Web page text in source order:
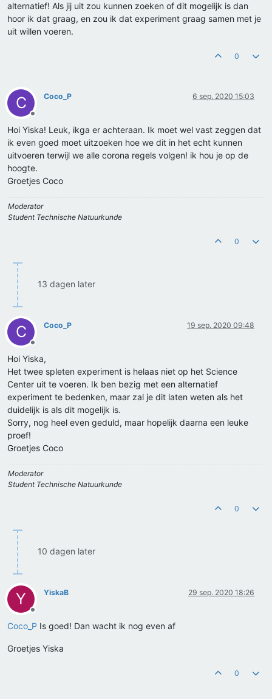
alternatief! Als jij uit zou kunnen zoeken of dit mogelijk is dan
hoor ik dat graag, en zou ik dat experiment graag samen met je
uit willen voeren.
0
C
Offline
Coco_P 6 sep. 2020 15:03
Hoi Yiska! Leuk, ikga er achteraan. Ik moet wel vast zeggen dat
ik even goed moet uitzoeken hoe we dit in het echt kunnen
uitvoeren terwijl we alle corona regels volgen! ik hou je op de
hoogte.
Groetjes Coco
Moderator
Student Technische Natuurkunde
0
13 dagen later
C
Offline
Coco_P 19 sep. 2020 09:48
Hoi Yiska,
Het twee spleten experiment is helaas niet op het Science
Center uit te voeren. Ik ben bezig met een alternatief
experiment te bedenken, maar zal je dit laten weten als het
duidelijk is als dit mogelijk is.
Sorry, nog heel even geduld, maar hopelijk daarna een leuke
proef!
Groetjes Coco
Moderator
Student Technische Natuurkunde
0
10 dagen later
Y
Offline
YiskaB 29 sep. 2020 18:26
Coco_P Is goed! Dan wacht ik nog even af
Groetjes Yiska
0